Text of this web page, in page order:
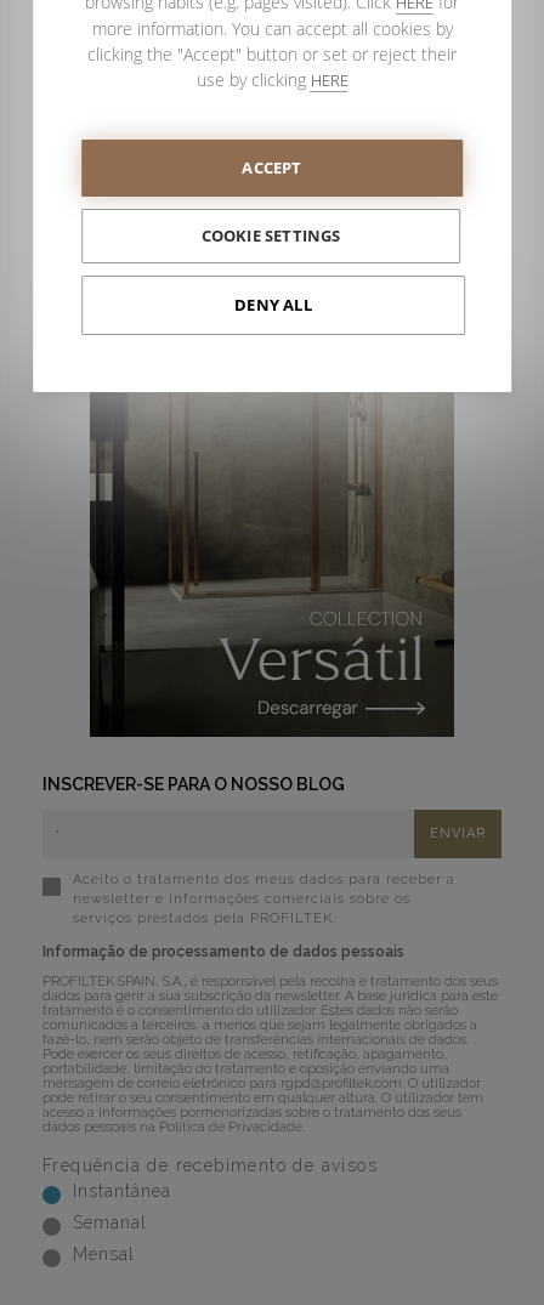
brinque com os seus clientes, porque eles vão reclamar. E se
vai comprar uma divisória, não tente poupar dinheiro
sacrificando qualidade, porque se vai arrepender.
A qualidade é muito importante.
INSCREVER-SE PARA O NOSSO BLOG
Aceito o tratamento dos meus dados para receber a
newsletter e informações comerciais sobre os
serviços prestados pela PROFILTEK.
Informação de processamento de dados pessoais
PROFILTEK SPAIN, S.A., é responsável pela recolha e tratamento dos seus
dados para gerir a sua subscrição da newsletter. A base jurídica para este
tratamento é o consentimento do utilizador. Estes dados não serão
comunicados a terceiros, a menos que sejam legalmente obrigados a
fazê-lo, nem serão objeto de transferências internacionais de dados.
Pode exercer os seus direitos de acesso, retificação, apagamento,
portabilidade, limitação do tratamento e oposição enviando uma
mensagem de correio eletrónico para rgpd@profiltek.com . O utilizador
pode retirar o seu consentimento em qualquer altura. O utilizador tem
acesso a informações pormenorizadas sobre o tratamento dos seus
dados pessoais na Política de Privacidade
Frequência de recebimento de avisos
Instantânea
Semanal
Mensal
more information. You can accept all cookies by
clicking the "Accept" button or set or reject their
use by clicking HERE
ACCEPT
COOKIE SETTINGS
DENY ALL